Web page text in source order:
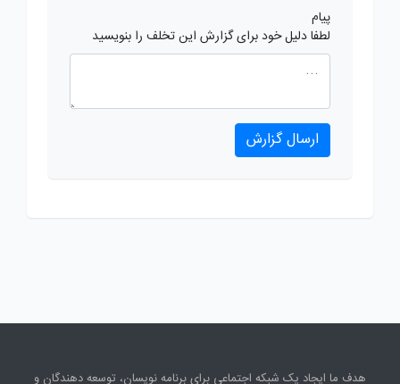
پیام
لطفا دلیل خود برای گزارش این تخلف را بنویسید
ارسال گزارش
هدف ما ایجاد یک شبکه اجتماعی برای برنامه نویسان، توسعه دهندگان و